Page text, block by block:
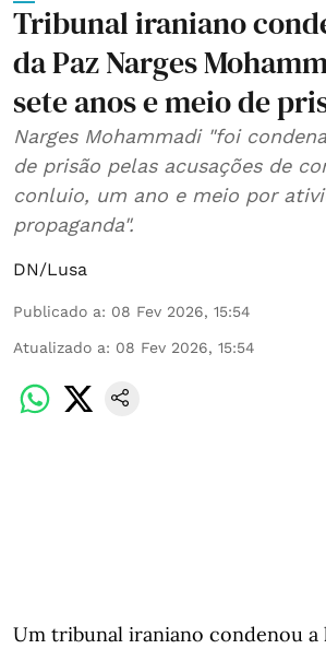
Tribunal iraniano
da Paz Narges
sete anos e meio de
Narges Mohammadi "foi
de prisão pelas acusações de
conluio, um ano e meio por
propaganda".
DN/Lusa
Publicado a: 08 Fev 2026, 15:54
Atualizado a: 08 Fev 2026, 15:54
Um tribunal iraniano condenou a